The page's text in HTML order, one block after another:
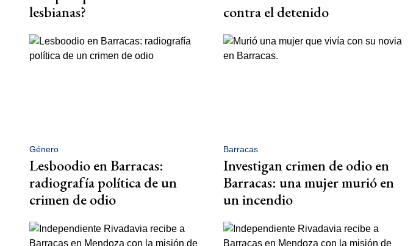
lesbianas?
contra el detenido
Género
Lesboodio en Barracas:
radiografía política de un
crimen de odio
Barracas
Investigan crimen de odio en
Barracas: una mujer murió en
un incendio